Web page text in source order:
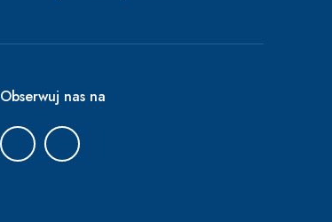
Obserwuj nas na